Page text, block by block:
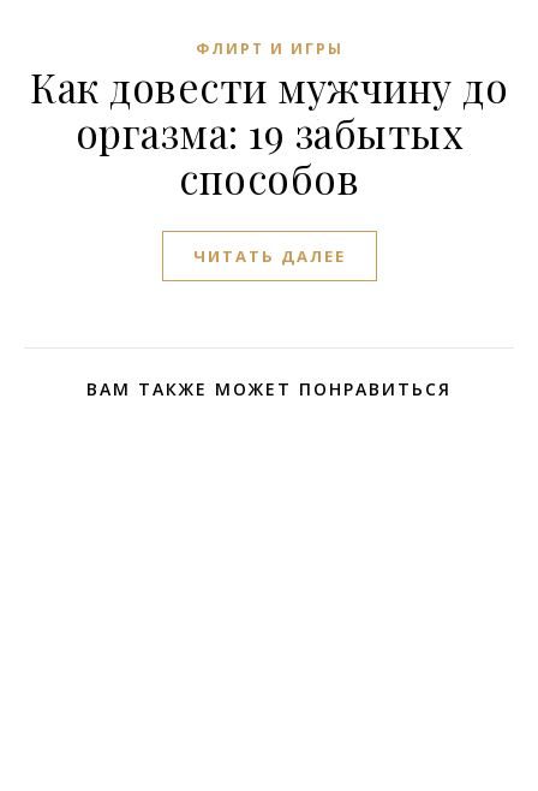
ФЛИРТ И ИГРЫ
Как довести мужчину до
оргазма: 19 забытых
способов
ЧИТАТЬ ДАЛЕЕ
ВАМ ТАКЖЕ МОЖЕТ ПОНРАВИТЬСЯ